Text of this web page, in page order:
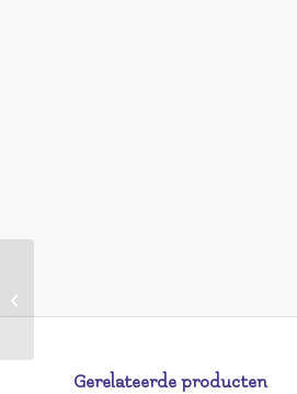
Gerelateerde producten